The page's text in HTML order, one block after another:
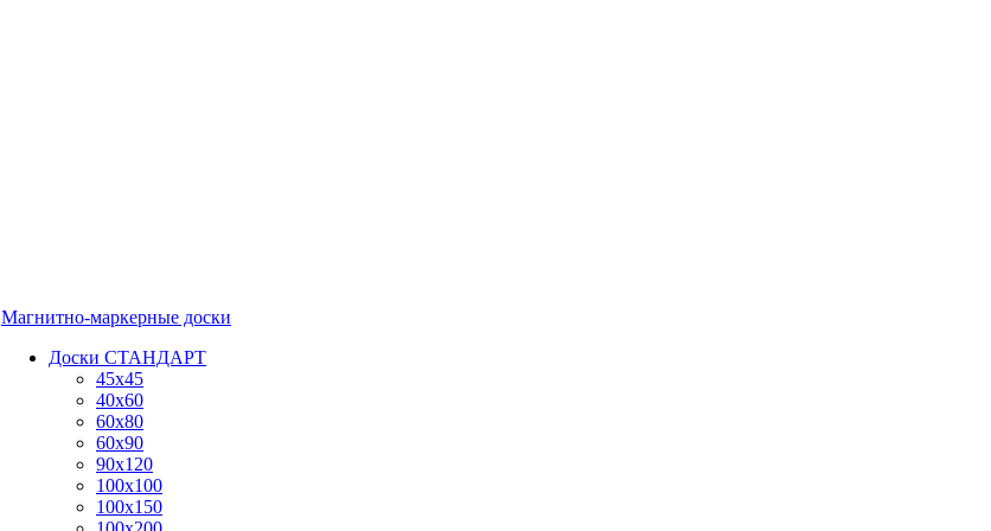
Магнитно-маркерные доски
Доски СТАНДАРТ
45x45
40x60
60x80
60x90
90x120
100x100
100x150